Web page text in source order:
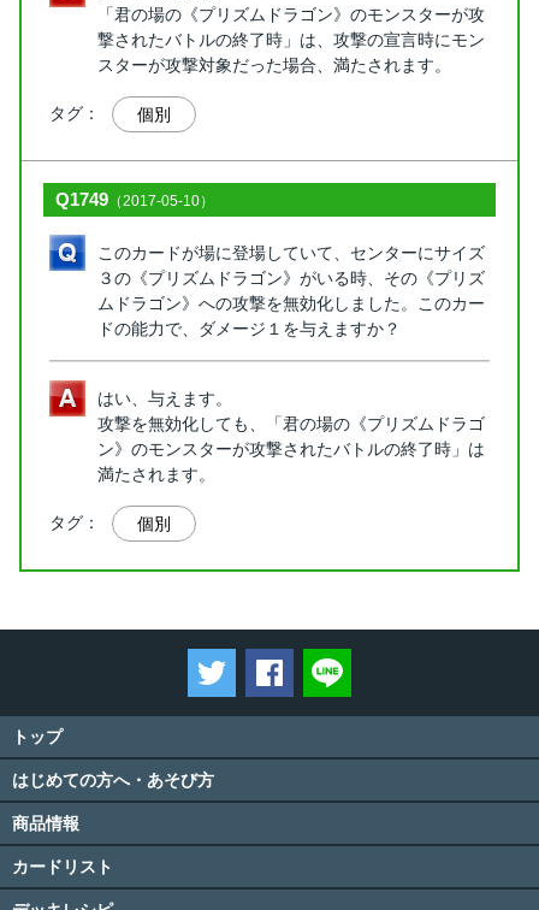
「君の場の《プリズムドラゴン》のモンスターが攻
撃されたバトルの終了時」は、攻撃の宣言時にモン
スターが攻撃対象だった場合、満たされます。
タグ： 個別
Q1749 （2017-05-10）
このカードが場に登場していて、センターにサイズ
３の《プリズムドラゴン》がいる時、その《プリズ
ムドラゴン》への攻撃を無効化しました。このカー
ドの能力で、ダメージ１を与えますか？
はい、与えます。
攻撃を無効化しても、「君の場の《プリズムドラゴ
ン》のモンスターが攻撃されたバトルの終了時」は
満たされます。
タグ： 個別
ツイートするFacebookでシェアする
トップ
はじめての方へ・あそび方
商品情報
カードリスト